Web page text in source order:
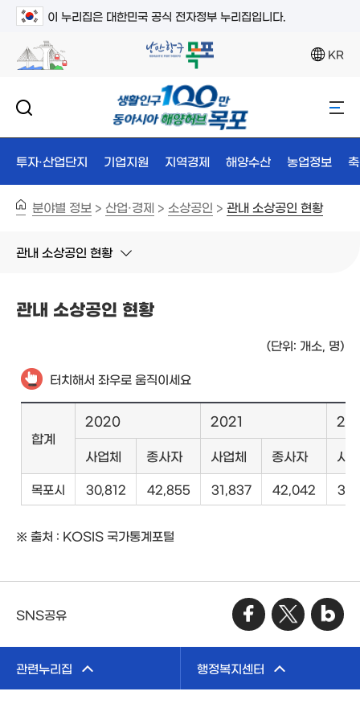
이 누리집은 대한민국 공식 전자정부 누리집입니다.
KR
투자·산업단지 기업지원 지역경제 해양수산 농업정보
분야별 정보 > 산업·경제 > 소상공인 > 관내 소상공인 현황
관내 소상공인 현황
관내 소상공인 현황
(단위: 개소, 명)
터치해서 좌우로 움직이세요
합계
2020 2021
사업체 종사자 사업체 종사자 사
목포시 30,812 42,855 31,837 42,042
※ 출처 : KOSIS 국가통계포털
SNS공유
관련누리집 행정복지센터